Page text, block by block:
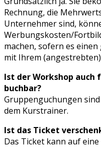
Rechnung, die
Unternehmer sind,
Werbungskosten/
machen, sofern es
mit Ihrem
Ist der Workshop auch
buchbar?
Gruppenguchungen
dem Kurstrainer.
Ist das Ticket
Das Ticket kann auf